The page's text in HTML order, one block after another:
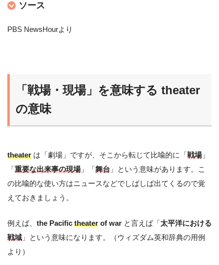
ソース
PBS NewsHourより
「戦場・現場」を意味する theater
の意味
theater は「劇場」ですが、そこから転じて比喩的に「戦場」
「重要な出来事の現場」「舞台 」という意味があります。こ
の比喩的な使い方はニュースなどでしばしば出てくるので覚
えておきましょう。
例えば、 the Pacific theater of war と言えば「太平洋における
戦域 」という意味になります。（ウィズダム英和辞典の用例
より）